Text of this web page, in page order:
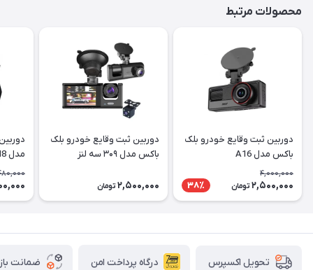
محصولات مرتبط
دوربین ثبت وقایع خودرو بلک
باکس مدل A16
4,000,000
2,500,000 تومان 38٪
دوربین ثبت وقایع خودرو بلک
باکس مدل ۳۰۹ سه لنز
2,500,000 تومان
مدل M8
تحویل اکسپرس درگاه پرداخت امن ضمانت